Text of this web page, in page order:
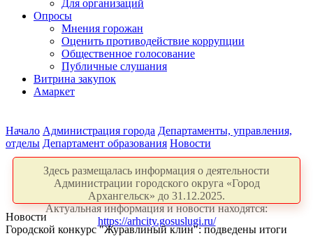
Для организаций
Опросы
Мнения горожан
Оценить противодействие коррупции
Общественное голосование
Публичные слушания
Витрина закупок
Амаркет
Начало Администрация города Департаменты, управления,
отделы Департамент образования Новости
Здесь размещалась информация о деятельности
Администрации городского округа «Город
Архангельск» до 31.12.2025.
Актуальная информация и новости находятся:
https://arhcity.gosuslugi.ru/
Новости
Городской конкурс "Журавлиный клин": подведены итоги